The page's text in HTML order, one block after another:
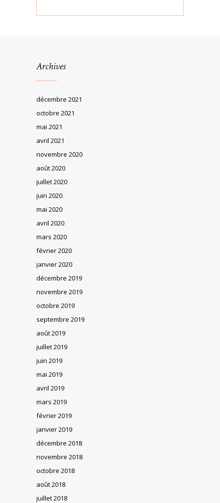
Archives
décembre 2021
octobre 2021
mai 2021
avril 2021
novembre 2020
août 2020
juillet 2020
juin 2020
mai 2020
avril 2020
mars 2020
février 2020
janvier 2020
décembre 2019
novembre 2019
octobre 2019
septembre 2019
août 2019
juillet 2019
juin 2019
mai 2019
avril 2019
mars 2019
février 2019
janvier 2019
décembre 2018
novembre 2018
octobre 2018
août 2018
juillet 2018